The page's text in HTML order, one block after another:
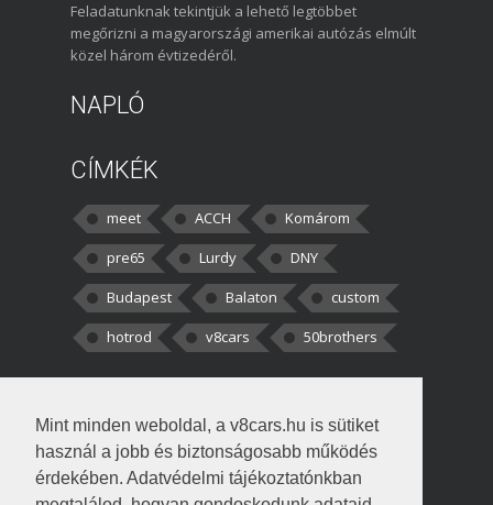
Mint minden weboldal, a v8cars.hu is sütiket
használ a jobb és biztonságosabb működés
érdekében. Adatvédelmi tájékoztatónkban
Feladatunknak tekintjük a lehető legtöbbet
megőrizni a magyarországi amerikai autózás elmúlt
közel három évtizedéről.
NAPLÓ
CÍMKÉK
meet ACCH
Komárom
pre65
Lurdy
DNY
Budapest
Balaton
custom
hotrod
v8cars 50brothers
kortisz:Elszúrtam! Én csak két
darabbaal számoltam. Nem tudtam, hogy fél autót,